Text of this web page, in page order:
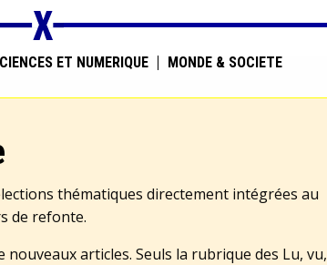
ET NUMÉRIQUE MONDE & SOCIÉTÉ
thématiques directement intégrées au
de refonte.
articles. Seuls la rubrique des Lu, vu,